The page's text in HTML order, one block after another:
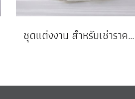
ชุดแต่งงาน สำหรับเช่าราคาถูก